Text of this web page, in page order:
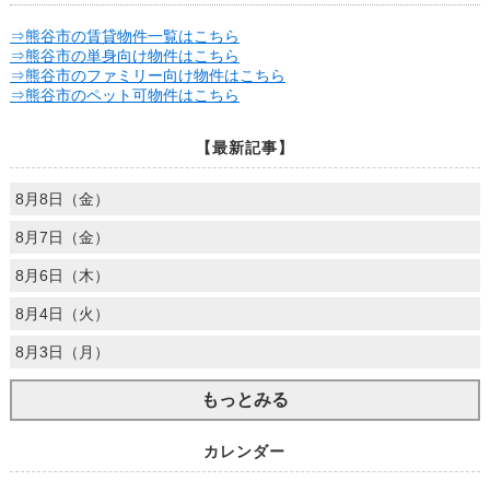
⇒熊谷市の賃貸物件一覧はこちら
⇒熊谷市の単身向け物件はこちら
⇒熊谷市のファミリー向け物件はこちら
⇒熊谷市のペット可物件はこちら
【最新記事】
8月8日（金）
8月7日（金）
8月6日（木）
8月4日（火）
8月3日（月）
もっとみる
カレンダー